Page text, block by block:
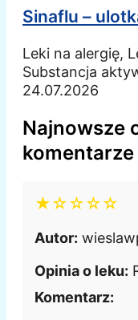
Sinaflu –
Leki na alergię,
Substancja
24.07.2026
Najnowsze
★☆☆☆☆
Autor:
Opinia o leku:
Komentarz: